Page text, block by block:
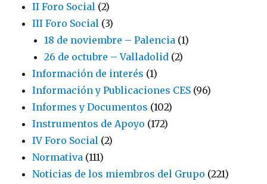
II Foro Social (2)
III Foro Social (3)
18 de noviembre – Palencia (1)
26 de octubre – Valladolid (2)
Información de interés (1)
Información y Publicaciones CES (96)
Informes y Documentos (102)
Instrumentos de Apoyo (172)
IV Foro Social (2)
Normativa (111)
Noticias de los miembros del Grupo (221)